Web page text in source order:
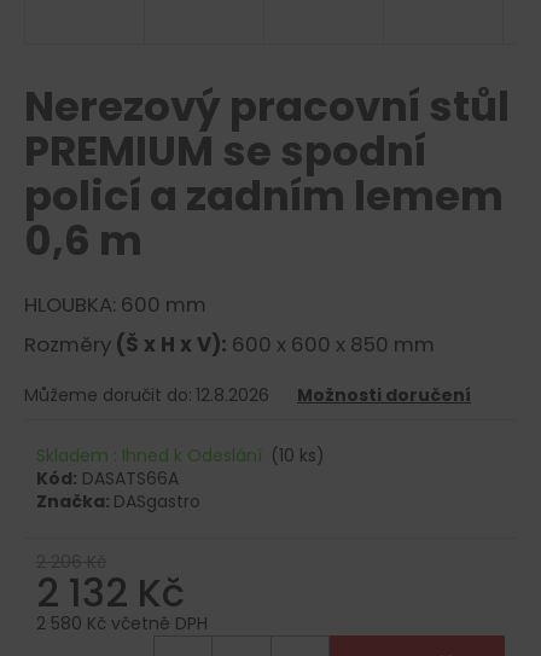
Nerezový pracovní stůl
PREMIUM se spodní
policí a zadním lemem
0,6 m
HLOUBKA: 600 mm
Rozměry (Š x H x V): 600 x 600 x 850 mm
Můžeme doručit do: 12.8.2026 Možnosti doručení
Skladem : Ihned k Odeslání (10 ks)
Kód: DASATS66A
Značka: DASgastro
2 132 Kč
2 580 Kč včetně DPH
A
í
t
?
D
o
o
u
e